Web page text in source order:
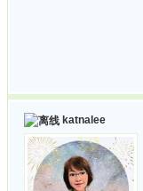
katnalee